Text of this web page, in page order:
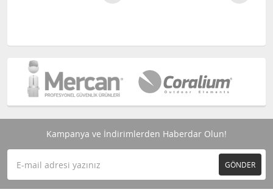
Kampanya ve İndirimlerden Haberdar Olun!
GÖNDER